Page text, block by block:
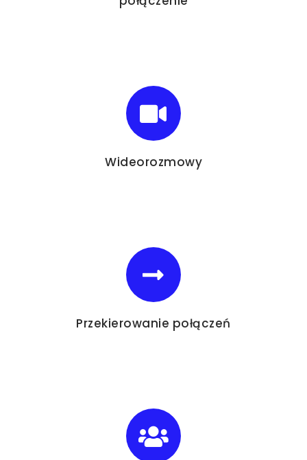
Wideorozmowy
Przekierowanie połączeń